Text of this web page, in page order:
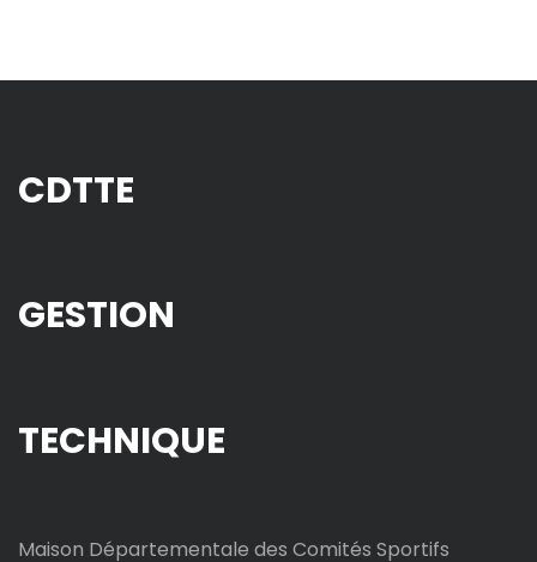
CDTTE
GESTION
TECHNIQUE
Maison Départementale des Comités Sportifs